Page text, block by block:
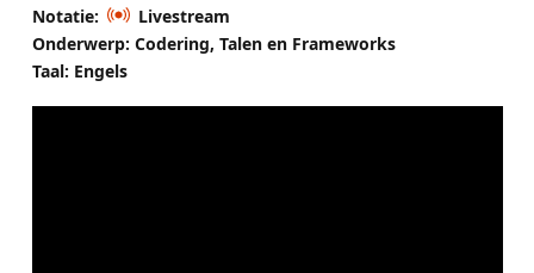
Notatie:
Livestream
Onderwerp: Codering, Talen en Frameworks
Taal: Engels